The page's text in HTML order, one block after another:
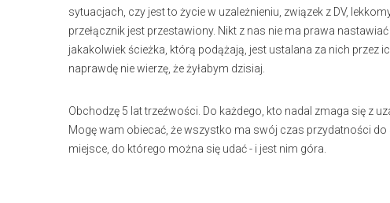
sytuacjach, czy jest to życie w uzależnieniu, związek z DV,
przełącznik jest przestawiony. Nikt z nas nie ma prawa
jakakolwiek ścieżka, którą podążają, jest ustalana za nich przez
naprawdę nie wierzę, że żyłabym dzisiaj.
Obchodzę 5 lat trzeźwości. Do każdego, kto nadal zmaga się z
Mogę wam obiecać, że wszystko ma swój czas przydatności
miejsce, do którego można się udać - i jest nim góra.